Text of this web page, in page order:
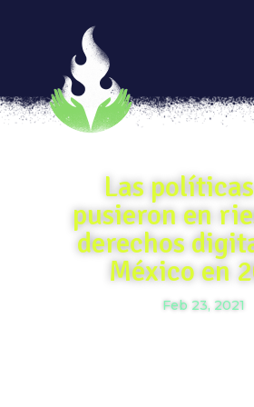
Las
pusieron en
derechos
México en
Feb 23, 2021